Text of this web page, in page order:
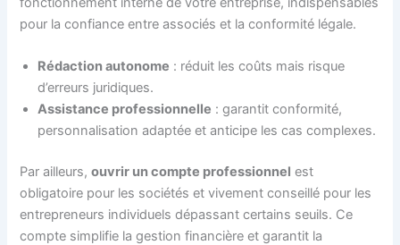
pour la confiance entre associés et la conformité légale.
Rédaction autonome : réduit les coûts mais risque
d’erreurs juridiques.
Assistance professionnelle : garantit conformité,
personnalisation adaptée et anticipe les cas complexes.
Par ailleurs,ouvrir un compte professionnel est
obligatoire pour les sociétés et vivement conseillé pour les
entrepreneurs individuels dépassant certains seuils. Ce
compte simplifie la gestion financière et garantit la